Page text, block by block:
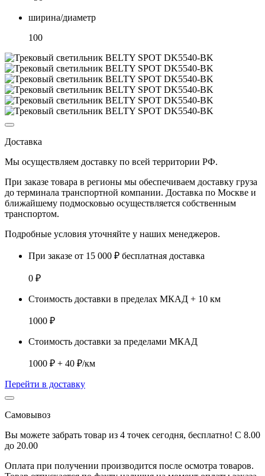
ширина/диаметр
100
Доставка
Мы осуществляем доставку по всей территории РФ.
При заказе товара в регионы мы обеспечиваем доставку груза
до терминала транспортной компании. Доставка по Москве и
ближайшему подмосковью осуществляется собственным
транспортом.
Подробные условия уточняйте у наших менеджеров.
При заказе от 15 000 ₽ бесплатная доставка
0 ₽
Стоимость доставки в пределах МКАД + 10 км
1000 ₽
Стоимость доставки за пределами МКАД
1000 ₽ + 40 ₽/км
Перейти в доставку
Самовывоз
Вы можете забрать товар из 4 точек сегодня, бесплатно! С 8.00
до 20.00
Оплата при получении производится после осмотра товаров.